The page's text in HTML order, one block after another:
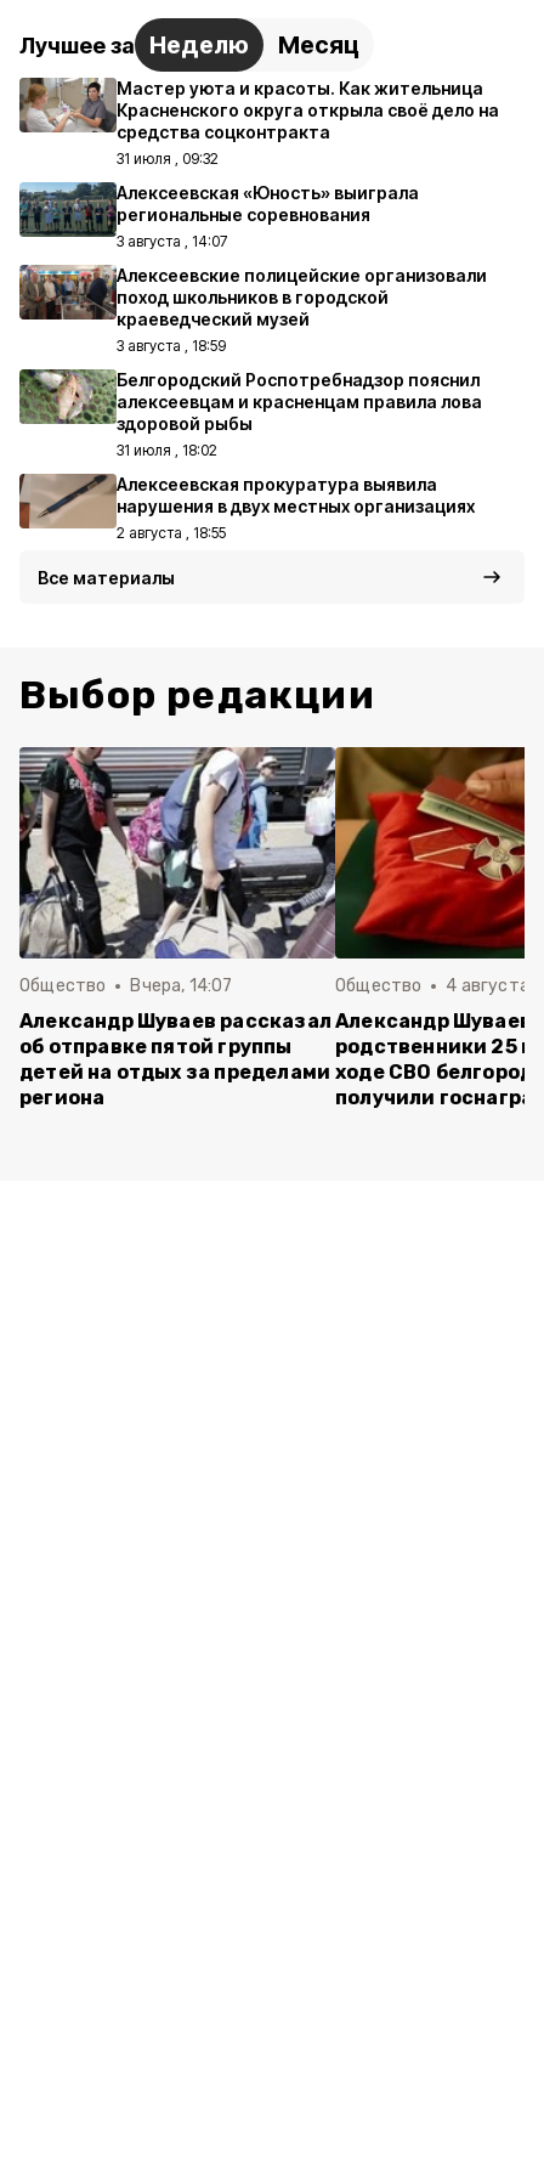
Лучшее за Неделю Месяц
Мастер уюта и красоты. Как жительница
Красненского округа открыла своё дело на
средства соцконтракта
31 июля , 09:32
Алексеевская «Юность» выиграла
региональные соревнования
3 августа , 14:07
Алексеевские полицейские организовали
поход школьников в городской
краеведческий музей
3 августа , 18:59
Белгородский Роспотребнадзор пояснил
алексеевцам и красненцам правила лова
здоровой рыбы
31 июля , 18:02
Алексеевская прокуратура выявила
нарушения в двух местных организациях
2 августа , 18:55
Все материалы
Выбор редакции
Общество Вчера, 14:07
Александр Шуваев рассказал
об отправке пятой группы
детей на отдых за пределами
региона
Общество 4 августа ,
Александр Шуваев:
родственники 25
ходе СВО
получили